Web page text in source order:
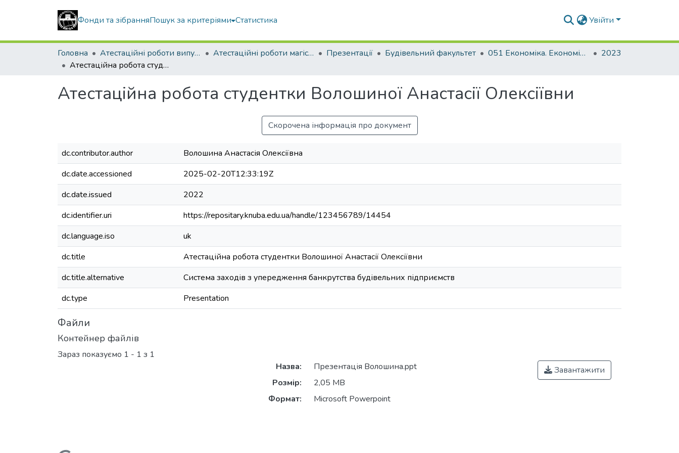
Фонди та зібранняПошук за критеріями Статистика Увійти
Головна Атестаційні роботи випускників Атестаційні роботи магістрів Презентації Будівельний факультет 051 Економіка. Економіка підприємства
2023
Атестаційна робота студентки Волошиної Анастасії Олексіївни
Атестаційна робота студентки Волошиної Анастасії Олексіївни
Скорочена інформація про документ
dc.contributor.author
Волошина Анастасія Олексіївна
dc.date.accessioned
2025-02-20T12:33:19Z
dc.date.issued
2022
dc.identifier.uri
https://repositary.knuba.edu.ua/handle/123456789/14454
dc.language.iso
uk
dc.title
Атестаційна робота студентки Волошиної Анастасії Олексіївни
dc.title.alternative
Система заходів з упередження банкрутства будівельних підприємств
dc.type
Presentation
Файли
Контейнер файлів
Зараз показуємо 1 - 1 з 1
Назва:
Презентація Волошина.ppt
Розмір:
2,05 MB
Формат:
Microsoft Powerpoint
Завантажити